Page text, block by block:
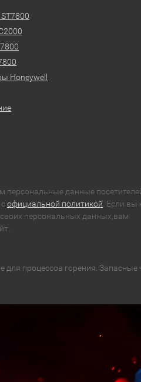
Honeywell
данные
официальной политикой . Если вы
своих персональных данных,вам
процессов горения. Запасные